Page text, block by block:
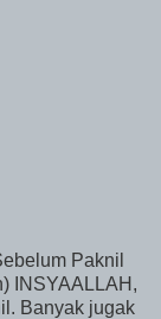
Paknil
INSYAALLAH,
Banyak jugak